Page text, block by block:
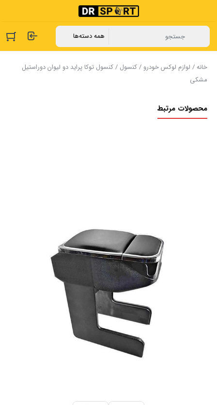
خانه/ لوازم لوکس خودرو /کنسول / ‏کنسول ‏توکا ‏پراید ‏دو ‏لیوان ‏دوراستیل
‏مشکی
محصولات مرتبط